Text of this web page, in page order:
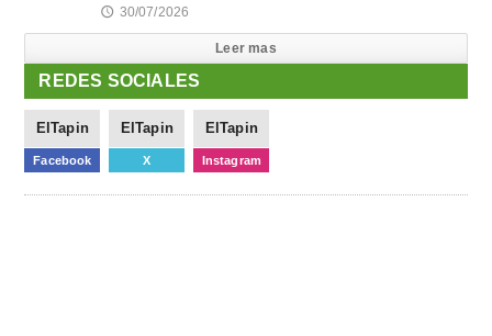
🕔 30/07/2026
Leer mas
REDES SOCIALES
ElTapin
Facebook
ElTapin
X
ElTapin
Instagram